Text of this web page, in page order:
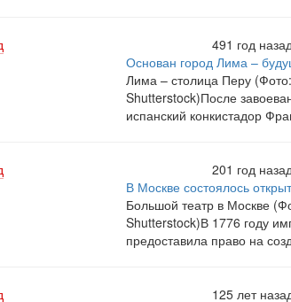
491 год назад
Основан город Лима –
Лима – столица Перу
Shutterstock)После
испанский конкистадор
201 год назад
В Москве состоялось
Большой театр в Москве
Shutterstock)В 1776 году
предоставила право на
125 лет